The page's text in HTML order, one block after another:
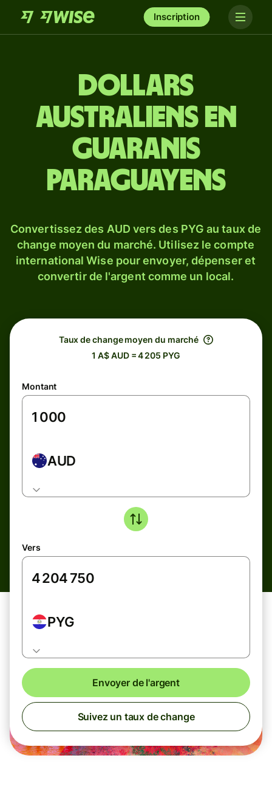
Inscription
Dollars
australiens en
guaranis
paraguayens
Convertissez des AUD vers des PYG au taux de
change moyen du marché. Utilisez le compte
international Wise pour envoyer, dépenser et
convertir de l'argent comme un local.
Taux de change moyen du marché
1 A$ AUD = 4 205 PYG
Montant
AUD
Vers
PYG
Envoyer de l'argent
Suivez un taux de change